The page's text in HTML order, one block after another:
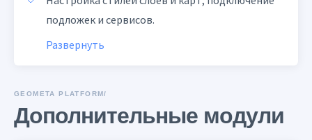
подложек и сервисов.
Развернуть
GEOMETA PLATFORM/
Дополнительные модули